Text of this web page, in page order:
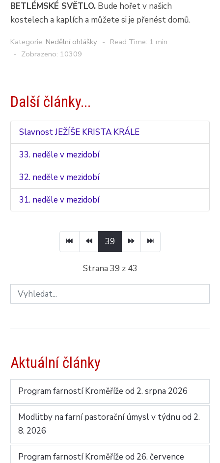
BETLÉMSKÉ SVĚTLO. Bude hořet v našich
kostelech a kaplích a můžete si je přenést domů.
Kategorie: Nedělní ohlášky
Read Time: 1 min
Zobrazeno: 10309
Další články...
Slavnost JEŽÍŠE KRISTA KRÁLE
33. neděle v mezidobí
32. neděle v mezidobí
31. neděle v mezidobí
39
Strana 39 z 43
Aktuální články
Program farností Kroměříže od 2. srpna 2026
Modlitby na farní pastorační úmysl v týdnu od 2.
8. 2026
Program farností Kroměříže od 26. července